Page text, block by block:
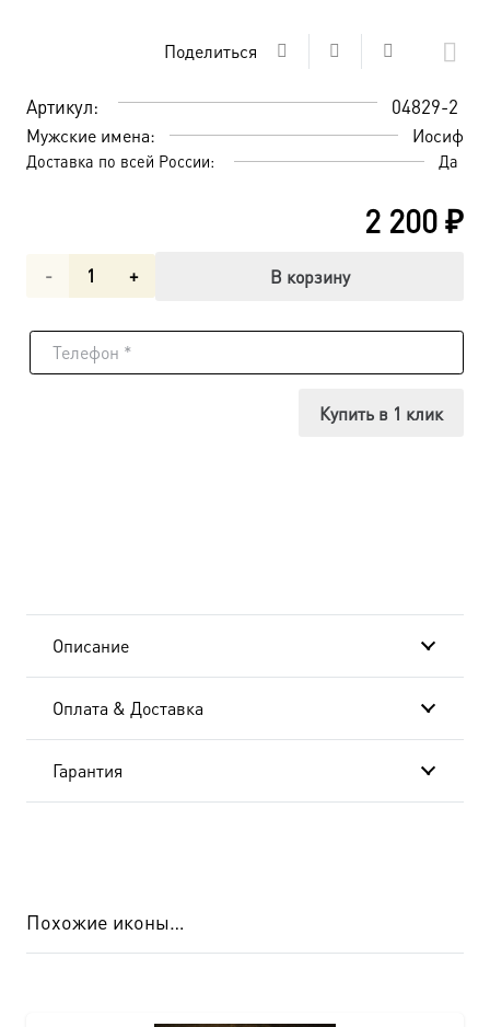
Поделиться
Артикул: 04829-2
Мужские имена: Иосиф
Доставка по всей России: Да
2 200₽
Количество
Иосиф
В корзину
Купить в 1 клик
Описание
Оплата & Доставка
Гарантия
Похожие иконы…